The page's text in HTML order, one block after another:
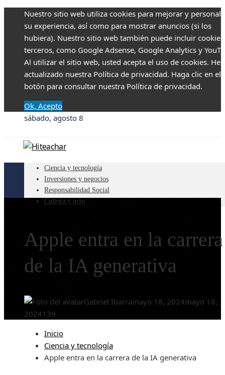
Nuestro sitio web utiliza cookies para mejorar y
su experiencia, así como para mostrar anuncios (si los
hubiera). Nuestro sitio web también puede incluir
terceros, como Google Adsense, Google Analytics y
Al utilizar el sitio web, usted acepta el uso de cookies.
actualizado nuestra Política de privacidad. Haga clic en el
botón para consultar nuestra Política de privacidad.
Ok, Acepto
sábado, agosto 8
Ciencia y tecnología
Inversiones y negocios
Responsabilidad Social
Cultura y ocio
Ciencia y tecnología
Apple entra en la carrera
de la IA generativa
Gabriel Ibarramayo 18, 2024mayo 18,
2024139
Inicio
Ciencia y tecnología
Apple entra en la carrera de la IA generativa